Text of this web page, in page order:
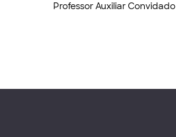
Professor Auxiliar Convidado